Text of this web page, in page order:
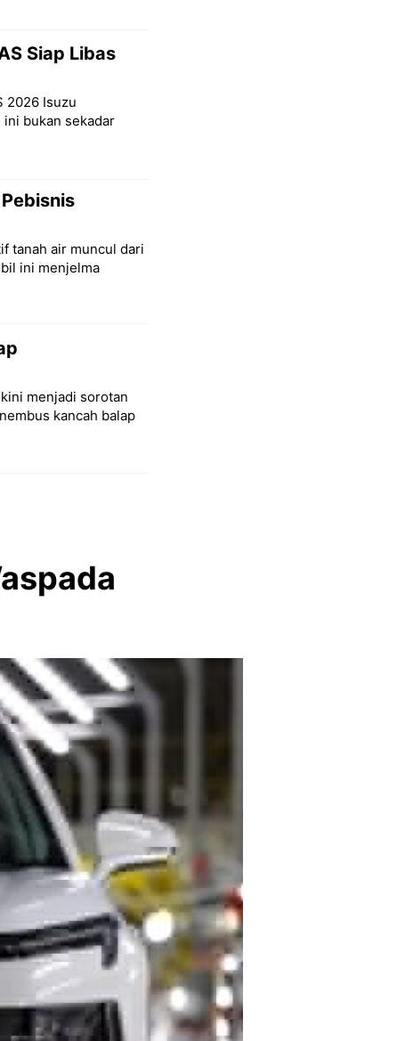
Siap Libas
2026 Isuzu
bukan sekadar
tanah air muncul dari
ini menjelma
menjadi sorotan
kancah balap